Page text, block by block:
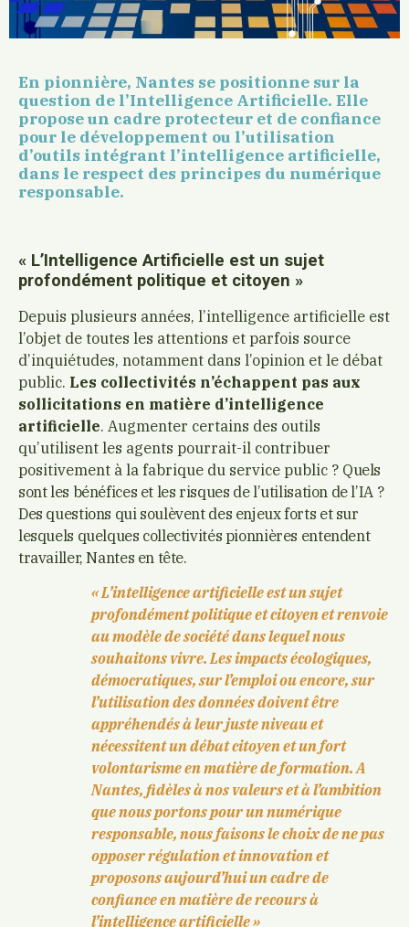
En pionnière, Nantes se positionne sur la
question de l’Intelligence Artificielle. Elle
propose un cadre protecteur et de confiance
pour le développement ou l’utilisation
d’outils intégrant l’intelligence artificielle,
dans le respect des principes du numérique
responsable.
« L’Intelligence Artificielle est un sujet
profondément politique et citoyen »
Depuis plusieurs années, l’intelligence artificielle est
l’objet de toutes les attentions et parfois source
d’inquiétudes, notamment dans l’opinion et le débat
public. Les collectivités n’échappent pas aux
sollicitations en matière d’intelligence
artificielle. Augmenter certains des outils
qu’utilisent les agents pourrait-il contribuer
positivement à la fabrique du service public ? Quels
sont les bénéfices et les risques de l’utilisation de l’IA ?
Des questions qui soulèvent des enjeux forts et sur
lesquels quelques collectivités pionnières entendent
travailler, Nantes en tête.
« L’intelligence artificielle est un sujet
profondément politique et citoyen et renvoie
au modèle de société dans lequel nous
souhaitons vivre. Les impacts écologiques,
démocratiques, sur l’emploi ou encore, sur
l’utilisation des données doivent être
appréhendés à leur juste niveau et
nécessitent un débat citoyen et un fort
volontarisme en matière de formation. A
Nantes, fidèles à nos valeurs et à l’ambition
que nous portons pour un numérique
responsable, nous faisons le choix de ne pas
opposer régulation et innovation et
proposons aujourd’hui un cadre de
confiance en matière de recours à
l’intelligence artificielle »